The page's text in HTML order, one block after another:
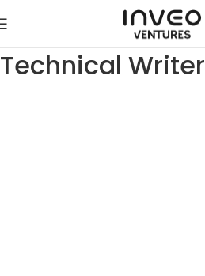
Technical Writer